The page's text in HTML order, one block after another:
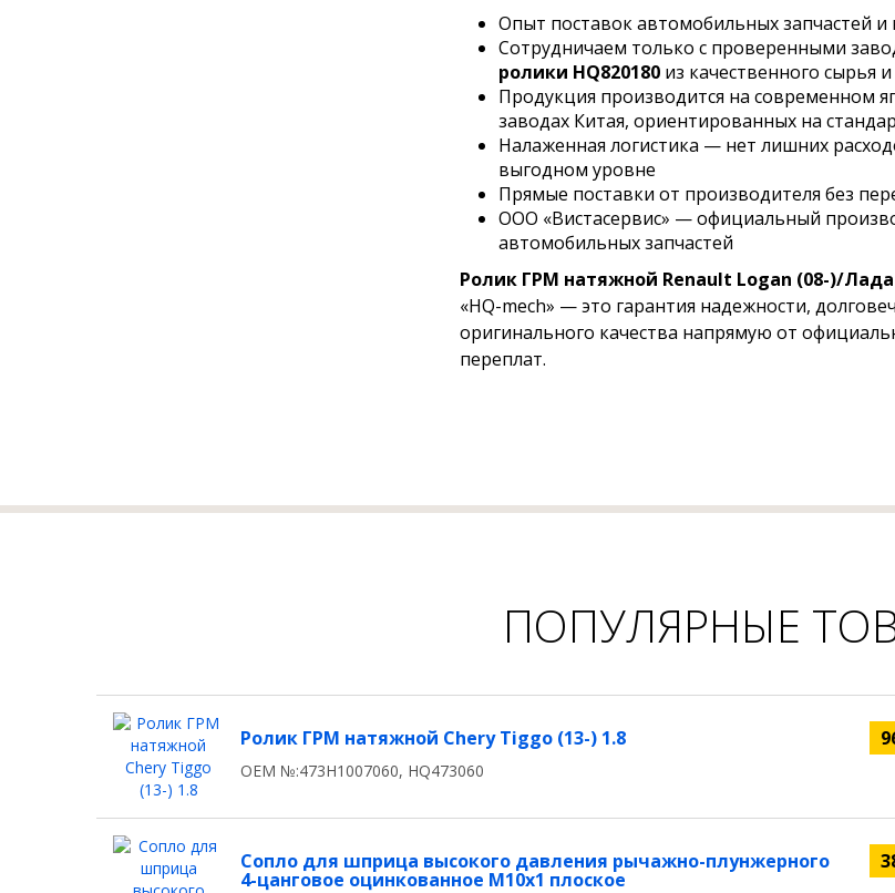
Опыт поставок автомобильных запчастей
Сотрудничаем только с проверенными
ролики HQ820180из качественного сырья
Продукция производится на современном
заводах Китая, ориентированных на
Налаженная логистика — нет лишних
выгодном уровне
Прямые поставки от производителя без
ООО «Вистасервис» — официальный
автомобильных запчастей
Ролик ГРМ натяжной Renault Logan (08-)/Лада
«HQ-mech» — это гарантия надежности,
оригинального качества напрямую от
переплат.
ПОПУЛЯРНЫЕ
Ролик ГРМ натяжной Chery Tiggo (13-) 1.8
OEM №:473H1007060, HQ473060
Сопло для шприца высокого давления рычажно-плунжерного
4-цанговое оцинкованное М10x1 плоское